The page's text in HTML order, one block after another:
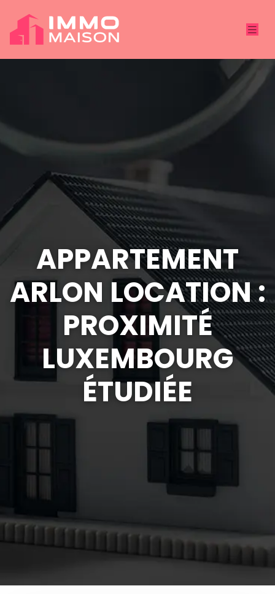
APPARTEMENT
ARLON LOCATION :
PROXIMITÉ
LUXEMBOURG
ÉTUDIÉE